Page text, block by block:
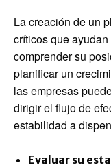
La creación de un
críticos que
comprender su
planificar un
las empresas
dirigir el flujo de
estabilidad a
Evaluar su